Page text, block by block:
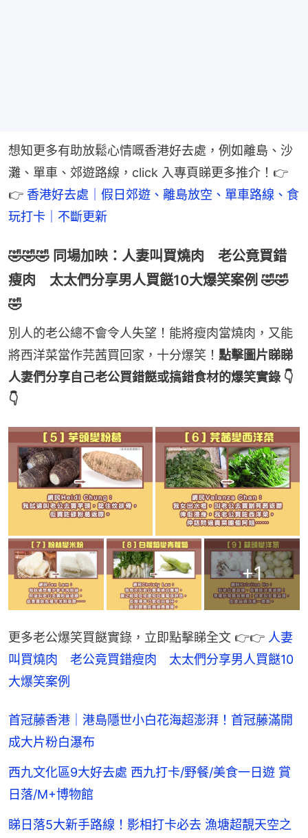
想知更多有助放鬆心情嘅香港好去處，例如離島、沙
灘、單車、郊遊路線，click 入專頁睇更多推介！👉
👉 香港好去處｜假日郊遊、離島放空、單車路線、食
玩打卡｜不斷更新
🤣🤣🤣 同場加映：人妻叫買燒肉 老公竟買錯
瘦肉 太太們分享男人買餸10大爆笑案例 🤣🤣
🤣
別人的老公總不會令人失望！能將瘦肉當燒肉，又能
將西洋菜當作芫茜買回家，十分爆笑！ 點擊圖片睇睇
人妻們分享自己老公買錯餸或搞錯食材的爆笑實錄 👇
👇
+1
更多老公爆笑買餸實錄，立即點擊睇全文 👉👉 人妻
叫買燒肉　老公竟買錯瘦肉　太太們分享男人買餸10
大爆笑案例
首冠藤香港｜港島隱世小白花海超澎湃！首冠藤滿開
成大片粉白瀑布
西九文化區9大好去處 西九打卡/野餐/美食一日遊 賞
日落/M+博物館
睇日落5大新手路線！影相打卡必去 漁塘超靚天空之